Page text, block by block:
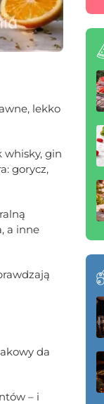
lekko
whisky, gin
gorycz,
a inne
da
– i